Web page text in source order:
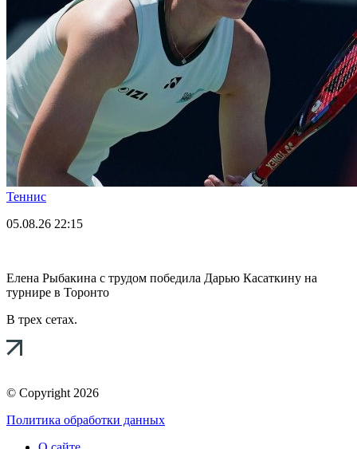
Теннис
05.08.26 22:15
Елена Рыбакина с трудом победила Дарью Касаткину на
турнире в Торонто
В трех сетах.
© Copyright 2026
Политика обработки данных